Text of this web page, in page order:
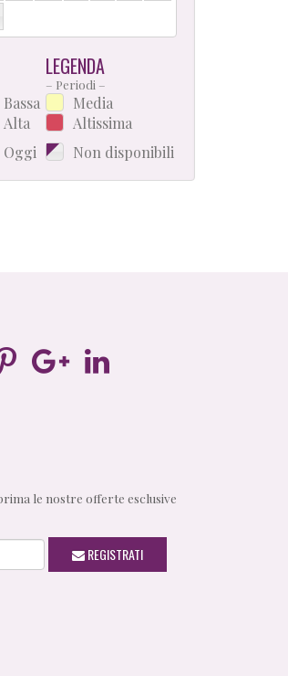
LEGENDA
– Periodi –
Bassa
Alta
Oggi
Media
Altissima
Non disponibili
le nostre offerte esclusive
REGISTRATI